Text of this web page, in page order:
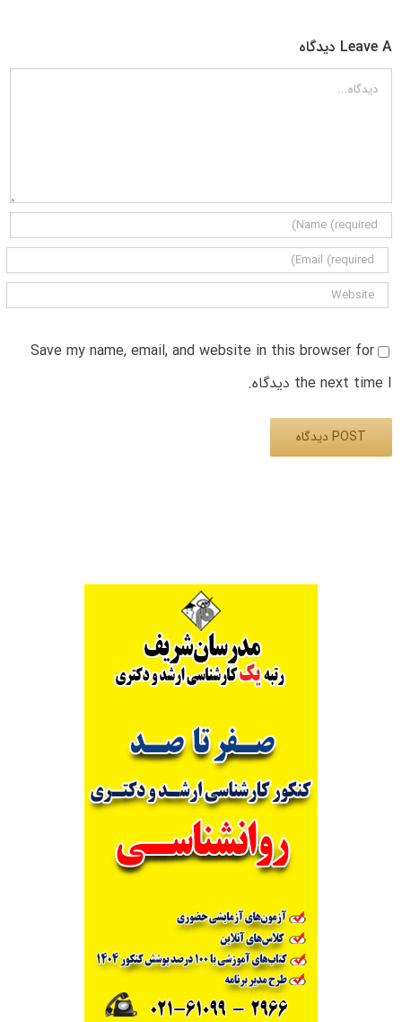
Leave A دیدگاه
دیدگاه
Save my name, email, and website in this browser for
the next time I دیدگاه.